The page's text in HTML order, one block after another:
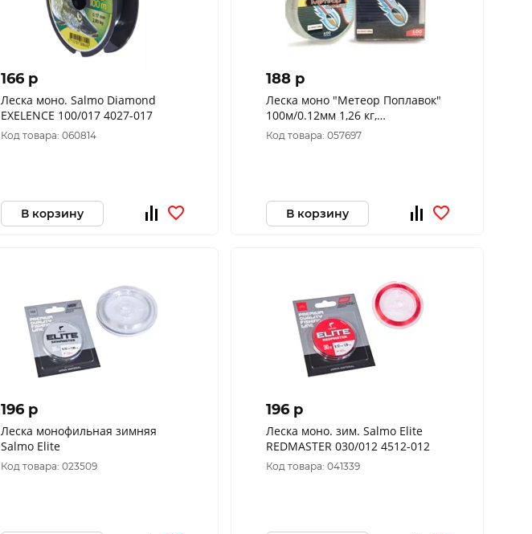
166 p
Леска моно. Salmo Diamond
EXELENCE 100/017 4027-017
Код товара: 060814
В корзину
188 p
Леска моно "Метеор Поплавок"
100м/0.12мм 1,26 кг,
прозрачный ML-PP-012
Код товара: 057697
В корзину
196 p
Леска монофильная зимняя
Salmo Elite
Код товара: 023509
196 p
Леска моно. зим. Salmo Elite
REDMASTER 030/012 4512-012
Код товара: 041339